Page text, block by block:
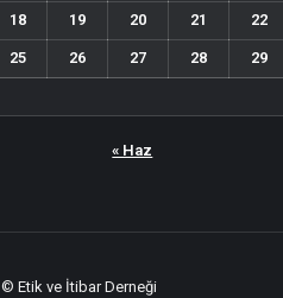
18 19 20 21 22
25 26 27 28 29
« Haz
© Etik ve İtibar Derneği